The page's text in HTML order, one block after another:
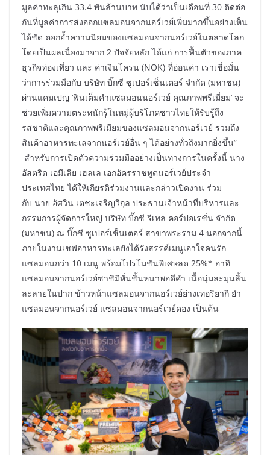
มูลค่าทะลุเกิน 33.4 พันล้านบาท นับได้ว่าเป็นเดือนที่ 30 ติดต่อ
กันที่มูลค่าการส่งออกแซลมอนจากนอร์เวย์เพิ่มมากขึ้นอย่างเห็น
ได้ชัด ตอกย้ำความนิยมของแซลมอนจากนอร์เวย์ในตลาดโลก
โดยเป็นผลเนื่องมาจาก 2 ปัจจัยหลัก ได้แก่ การฟื้นตัวของภาค
ธุรกิจท่องเที่ยว และ ค่าเงินโครน (NOK) ที่อ่อนค่า เราเชื่อมั่น
ว่าการร่วมมือกับ บริษัท บิ๊กซี ซูเปอร์เซ็นเตอร์ จำกัด (มหาชน)
ผ่านแคมเปญ ‘ฟินเต็มคำแซลมอนนอร์เวย์ คุณภาพพรีเมี่ยม’ จะ
ช่วยเพิ่มความตระหนักรู้ในหมู่ผู้บริโภคชาวไทยให้รับรู้ถึง
รสชาติและคุณภาพพรีเมียมของแซลมอนจากนอร์เวย์ รวมถึง
สินค้าอาหารทะเลจากนอร์เวย์อื่น ๆ ได้อย่างทั่วถึงมากยิ่งขึ้น”
สำหรับการเปิดตัวความร่วมมืออย่างเป็นทางการในครั้งนี้ นาง
อัสตริด เอมีเลีย เฮลเล เอกอัครราชทูตนอร์เวย์ประจำ
ประเทศไทย ได้ให้เกียรติร่วมงานและกล่าวเปิดงาน ร่วม
กับ นาย อัศวิน เตชะเจริญวิกุล ประธานเจ้าหน้าที่บริหารและ
กรรมการผู้จัดการใหญ่ บริษัท บิ๊กซี รีเทล คอร์ปอเรชั่น จำกัด
(มหาชน) ณ บิ๊กซี ซูเปอร์เซ็นเตอร์ สาขาพระราม 4 นอกจากนี้
ภายในงานเชฟอาหารทะเลยังได้รังสรรค์เมนูเอาใจคนรัก
แซลมอนกว่า 10 เมนู พร้อมโปรโมชันพิเศษลด 25%* อาทิ
แซลมอนจากนอร์เวย์ซาชิมิหั่นชิ้นหนาพอดีคำ เนื้อนุ่มละมุนลิ้น
ละลายในปาก ข้าวหน้าแซลมอนจากนอร์เวย์ย่างเทอริยากิ ยำ
แซลมอนจากนอร์เวย์ แซลมอนจากนอร์เวย์ดอง เป็นต้น